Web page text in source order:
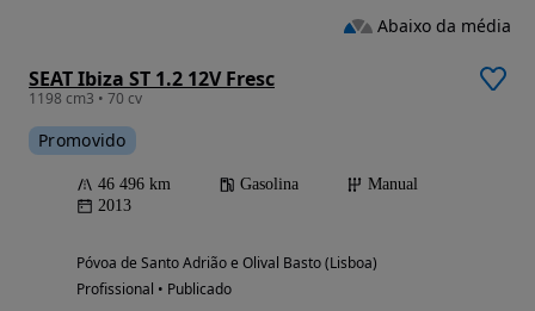
SEAT Ibiza ST 1.2 12V Fresc
1198 cm3 • 70 cv
Promovido
46 496 km Gasolina
Manual
2013
Póvoa de Santo Adrião e Olival Basto (Lisboa)
Profissional • Publicado
Abaixo da média